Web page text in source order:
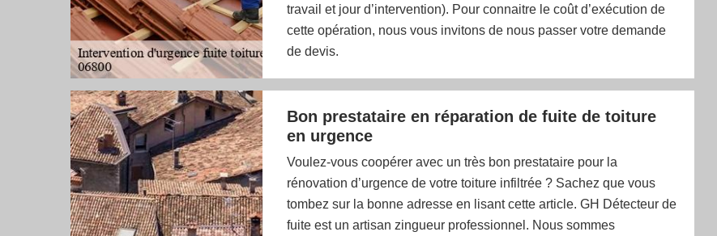
travail et jour d’intervention). Pour connaitre le coût d’exécution de
cette opération, nous vous invitons de nous passer votre demande
de devis.
Bon prestataire en réparation de fuite de toiture
en urgence
Voulez-vous coopérer avec un très bon prestataire pour la
rénovation d’urgence de votre toiture infiltrée ? Sachez que vous
tombez sur la bonne adresse en lisant cette article. GH Détecteur de
fuite est un artisan zingueur professionnel. Nous sommes